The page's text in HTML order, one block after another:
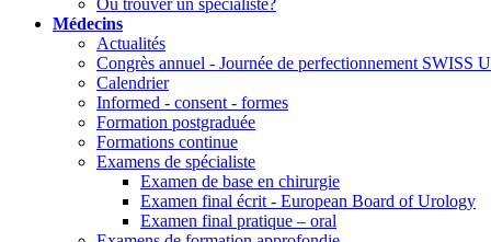
Où trouver un spécialiste?
Médecins
Actualités
Congrès annuel - Journée de perfectionnement SWISS
Calendrier
Informed - consent - formes
Formation postgraduée
Formations continue
Examens de spécialiste
Examen de base en chirurgie
Examen final écrit - European Board of Urology
Examen final pratique – oral